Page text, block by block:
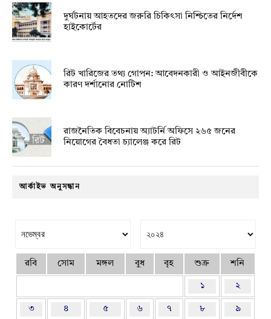
দুর্ঘটনায় আহতদের জরুরি চিকিৎসা নিশ্চিতের নির্দেশ
হাইকোর্টের
রিট খারিজের তথ্য গোপন: আবেদনকারী ও আইনজীবীকে
কারণ দর্শানোর নোটিশ
রাজনৈতিক বিবেচনায় অ‍্যাটর্নি অফিসে ২৬৫ জনের
নিয়োগের বৈধতা চ্যালেঞ্জ করে রিট
আর্কাইভ অনুসন্ধান
রবি সোম মঙ্গল বুধ বৃহ শুক্র শনি
১ ২
৩ ৪ ৫ ৬ ৭ ৮ ৯